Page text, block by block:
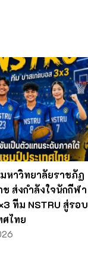
หาวิทยาลัยราชภัฏ
ส่งกำลังใจนักกีฬา
ทีม NSTRU สู่รอบ
ไทย